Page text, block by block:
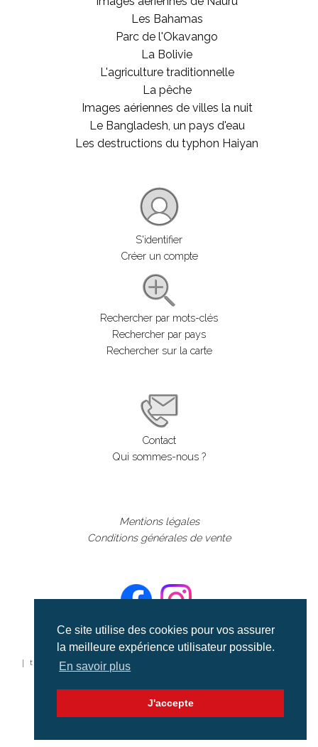
Ce site utilise des cookies pour vos assurer
la meilleure expérience utilisateur possible.
En savoir plus
J'accepte
Les Bahamas
Parc de l'Okavango
La Bolivie
L'agriculture traditionnelle
La pêche
Images aériennes de villes la nuit
Le Bangladesh, un pays d'eau
Les destructions du typhon Haiyan
S'identifier
Créer un compte
Rechercher par mots-clés
Rechercher par pays
Rechercher sur la carte
Contact
Qui sommes-nous ?
Mentions légales
Conditions générales de vente
©aerialcollection marque déposée 2024
| tous droits réservés | aerialcollection.fr banque d'images
aériennes et documentaires video et cinéma |